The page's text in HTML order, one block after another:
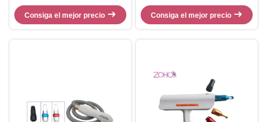
1320nm 532nm 1064nm Nd Yag
Laser Handpiece
Consiga el mejor precio
interruptor del retiro Q del tatuaje
del cuerpo entero del retiro del
pigmento
Consiga el mejor precio